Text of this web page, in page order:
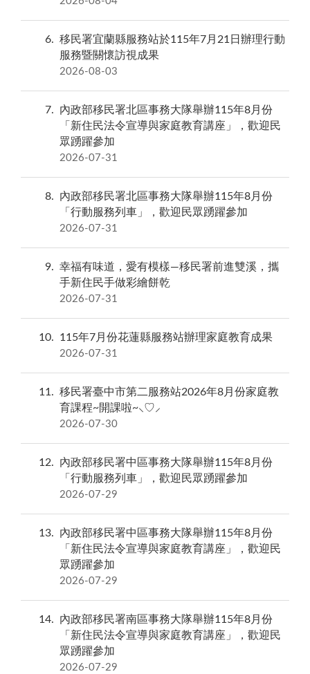
6
移民署宜蘭縣服務站於115年7月21日辦理行動
服務暨關懷訪視成果
2026-08-03
7
內政部移民署北區事務大隊舉辦115年8月份
「新住民法令宣導與家庭教育講座」，歡迎民
眾踴躍參加
2026-07-31
8
內政部移民署北區事務大隊舉辦115年8月份
「行動服務列車」，歡迎民眾踴躍參加
2026-07-31
9
幸福有味道，愛有模樣—移民署前進雙溪，攜
手新住民手做彩繪餅乾
2026-07-31
10 115年7月份花蓮縣服務站辦理家庭教育成果
2026-07-31
11
移民署臺中市第二服務站2026年8月份家庭教
育課程~開課啦~⸜♡⸝
2026-07-30
12
內政部移民署中區事務大隊舉辦115年8月份
「行動服務列車」，歡迎民眾踴躍參加
2026-07-29
13
內政部移民署中區事務大隊舉辦115年8月份
「新住民法令宣導與家庭教育講座」，歡迎民
眾踴躍參加
2026-07-29
14
內政部移民署南區事務大隊舉辦115年8月份
「新住民法令宣導與家庭教育講座」，歡迎民
眾踴躍參加
2026-07-29